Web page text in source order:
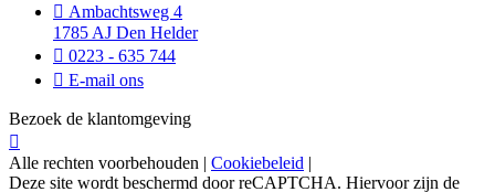
Ambachtsweg 4
1785 AJ Den Helder
0223 - 635 744
E-mail ons
Bezoek de klantomgeving
Alle rechten voorbehouden | Cookiebeleid |
Deze site wordt beschermd door reCAPTCHA. Hiervoor zijn de